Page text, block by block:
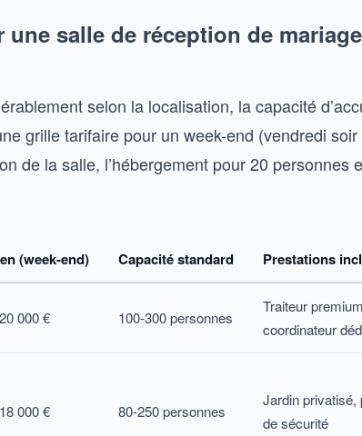
une salle de réception de
selon la localisation, la capacité
grille tarifaire pour un week-end (vendredi
de la salle, l’hébergement pour 20 personnes
(week-end) Capacité standard Prestations
000 € 100-300 personnes
Traiteur
coordinateur
000 € 80-250 personnes
Jardin
de sécurité